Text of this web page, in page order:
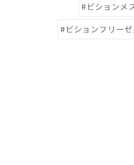
#ビションメ
#ビションフリー